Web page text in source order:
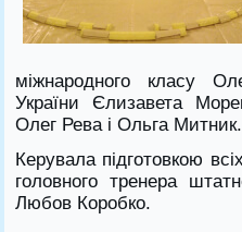
міжнародного класу
України Єлизавета
Олег Рева і Ольга Митник.
Керувала підготовкою
головного тренера
Любов Коробко.